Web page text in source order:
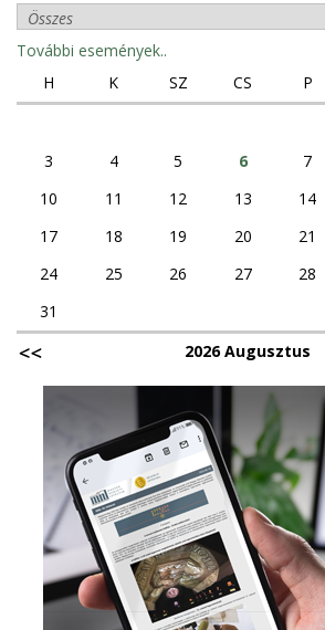
s
További események..
H
K SZ CS P
3
4 5 6 7
10
11 12 13 14
17
18 19 20 21
24
25 26 27 28
31
2026 Augusztus